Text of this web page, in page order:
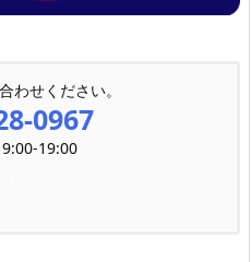
わせください。
0967
19:00